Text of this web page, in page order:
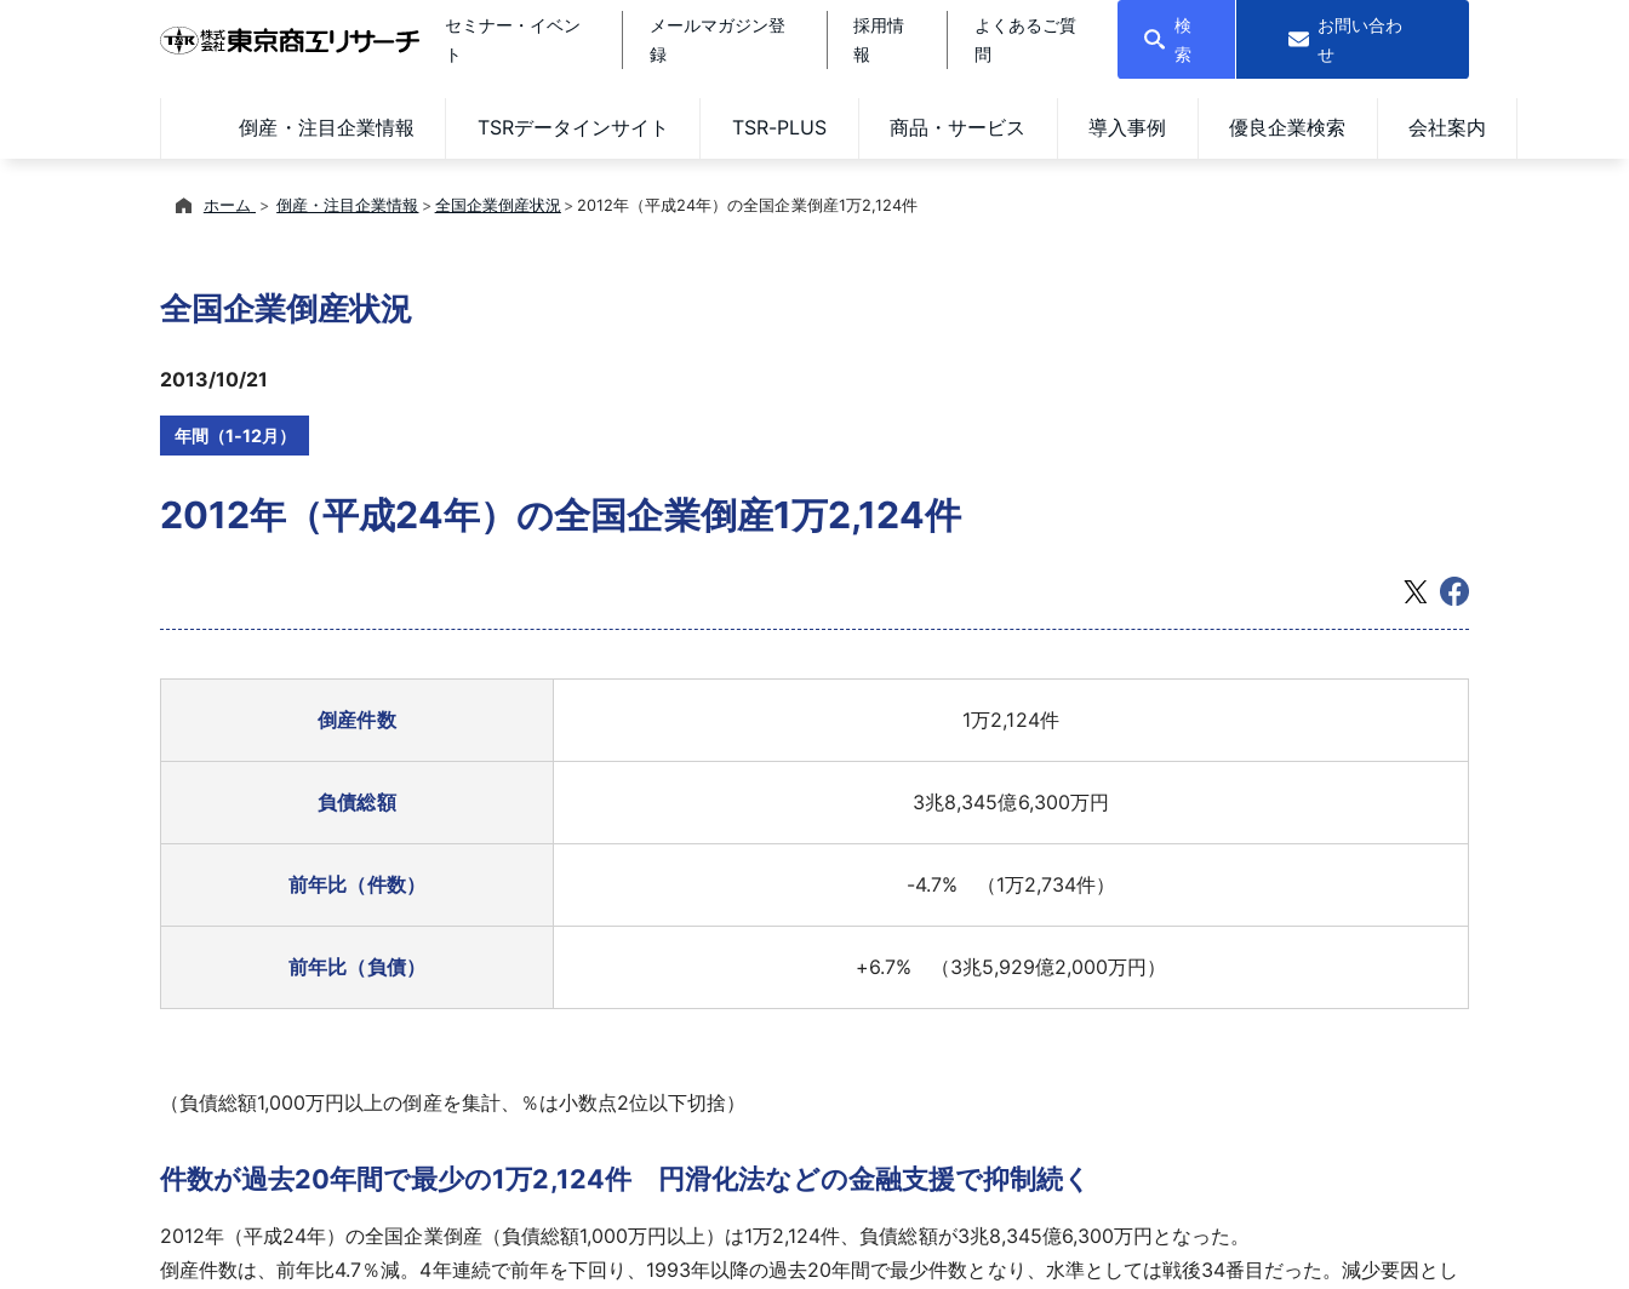
セミナー・イベン
ト
メールマガジン登
録
採用情
報
よくあるご質
問
検
索
お問い合わ
せ
倒産・注目企業情報 TSRデータインサイト TSR-PLUS 商品・サービス 導入事例 優良企業検索 会社案内
ホーム 倒産・注目企業情報 全国企業倒産状況 2012年（平成24年）の全国企業倒産1万2,124件
全国企業倒産状況
2013/10/21
年間（1-12月）
2012年（平成24年）の全国企業倒産1万2,124件
倒産件数 1万2,124件
負債総額 3兆8,345億6,300万円
前年比（件数） -4.7% （1万2,734件）
前年比（負債） +6.7% （3兆5,929億2,000万円）
（負債総額1,000万円以上の倒産を集計、％は小数点2位以下切捨）
件数が過去20年間で最少の1万2,124件 円滑化法などの金融支援で抑制続く
2012年（平成24年）の全国企業倒産（負債総額1,000万円以上）は1万2,124件、負債総額が3兆8,345億6,300万円となった。
倒産件数は、前年比4.7％減。4年連続で前年を下回り、1993年以降の過去20年間で最少件数となり、水準としては戦後34番目だった。減少要因とし